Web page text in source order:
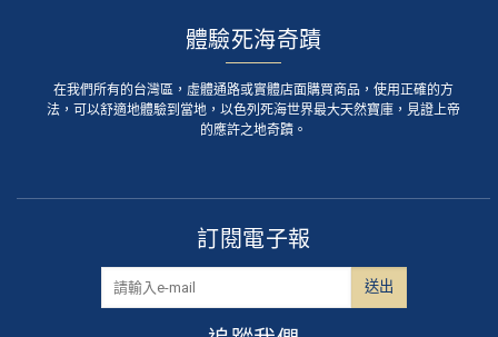
體驗死海奇蹟
在我們所有的台灣區，虛體通路或實體店面購買商品，使用正確的方
法，可以舒適地體驗到當地，以色列死海世界最大天然寶庫，見證上帝
的應許之地奇蹟。
訂閱電子報